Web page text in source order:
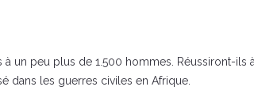
un peu plus de 1.500 hommes. Réussiront-
dans les guerres civiles en Afrique.